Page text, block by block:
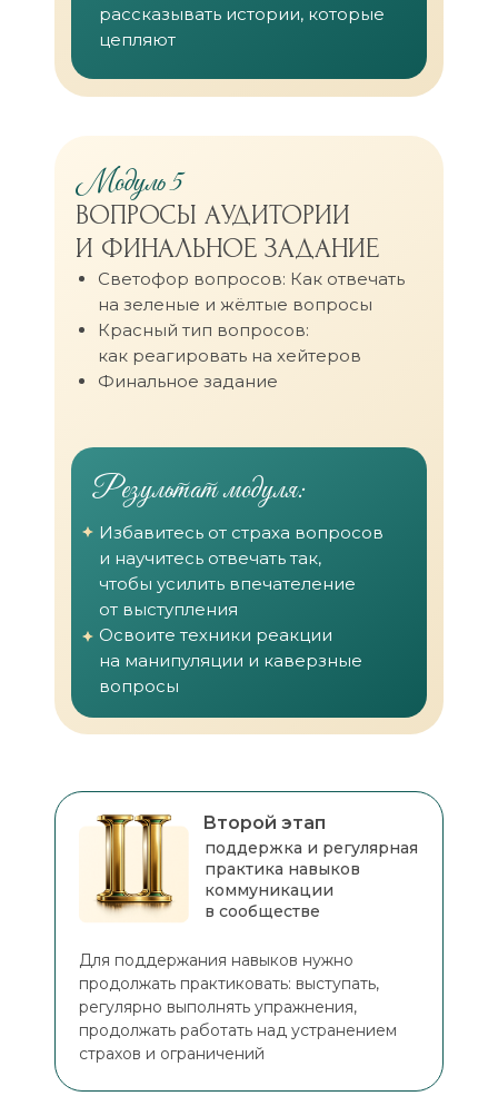
рассказывать истории, которые
цепляют
Модуль 5
ВОПРОСЫ АУДИТОРИИ
И ФИНАЛЬНОЕ ЗАДАНИЕ
Светофор вопросов: Как отвечать
на зеленые и жёлтые вопросы
Красный тип вопросов:
как реагировать на хейтеров
Финальное задание
Результат модуля:
Избавитесь от страха вопросов
и научитесь отвечать так,
чтобы усилить впечателение
от выступления
Освоите техники реакции
на манипуляции и каверзные
вопросы
поддержка и регулярная
практика навыков
коммуникации
в сообществе
Второй этап
Для поддержания навыков нужно
продолжать практиковать: выступать,
регулярно выполнять упражнения,
продолжать работать над устранением
страхов и ограничений